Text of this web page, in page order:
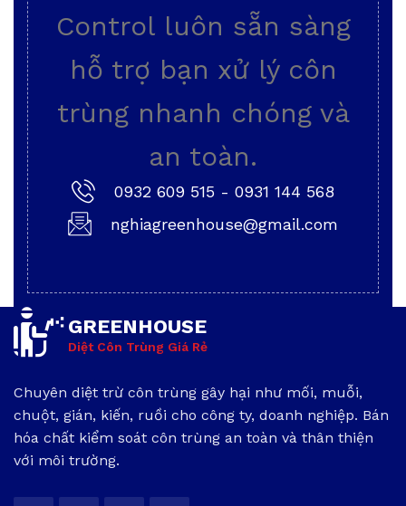
Control luôn sẵn sàng
hỗ trợ bạn xử lý côn
trùng nhanh chóng và
an toàn.
0932 609 515 - 0931 144 568
nghiagreenhouse@gmail.com
GREENHOUSE
Diệt Côn Trùng Giá Rẻ
Chuyên diệt trừ côn trùng gây hại như mối, muỗi,
chuột, gián, kiến, ruồi cho công ty, doanh nghiệp. Bán
hóa chất kiểm soát côn trùng an toàn và thân thiện
với môi trường.